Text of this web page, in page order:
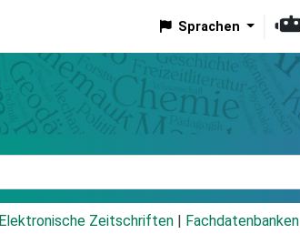
Sprachen
Elektronische Zeitschriften Fachdatenbanken